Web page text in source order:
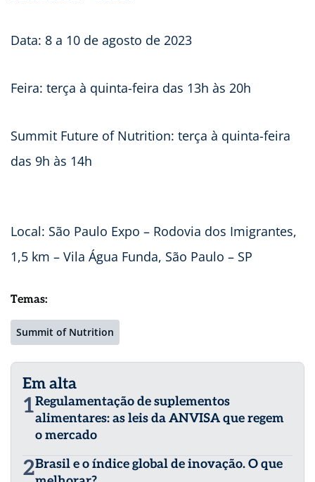
Data: 8 a 10 de agosto de 2023
Feira: terça à quinta-feira das 13h às 20h
Summit Future of Nutrition: terça à quinta-feira
das 9h às 14h
Local: São Paulo Expo – Rodovia dos Imigrantes,
1,5 km – Vila Água Funda, São Paulo – SP
Temas:
Summit of Nutrition
Em alta
1Regulamentação de suplementos
alimentares: as leis da ANVISA que regem
o mercado
2Brasil e o índice global de inovação. O que